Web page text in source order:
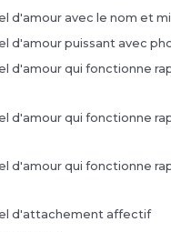
d'amour avec le nom et
d'amour puissant avec
d'amour qui fonctionne
d'amour qui fonctionne
d'amour qui fonctionne
d'attachement affectif